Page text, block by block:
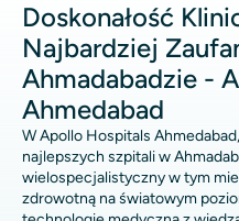
Doskonałość
Najbardziej
Ahmadabadzie -
Ahmedabad
W Apollo Hospitals
najlepszych szpitali w
wielospecjalistyczny w tym
zdrowotną na światowym